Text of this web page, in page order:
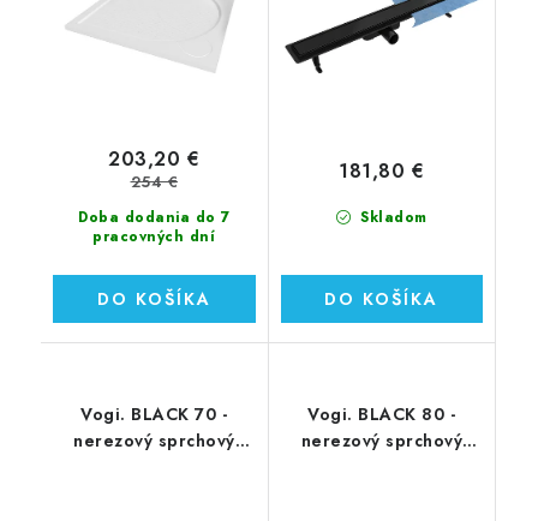
Doba dodania do 7
pracovných dní
203,20 €
254 €
DO KOŠÍKA
Skladom
181,80 €
DO KOŠÍKA
Vogi. BLACK 70 -
nerezový sprchový
Vogi. BLACK 80 -
nerezový sprchový